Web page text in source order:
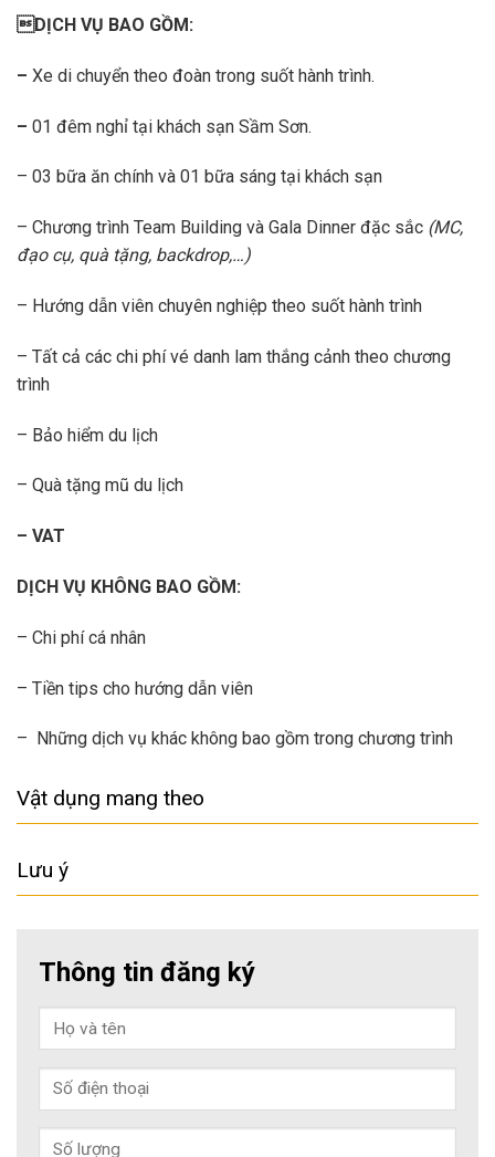
DỊCH VỤ BAO GỒM:
– Xe di chuyển theo đoàn trong suốt hành trình.
– 01 đêm nghỉ tại khách sạn Sầm Sơn.
– 03 bữa ăn chính và 01 bữa sáng tại khách sạn
– Chương trình Team Building và Gala Dinner đặc sắc (MC,
đạo cụ, quà tặng, backdrop,…)
– Hướng dẫn viên chuyên nghiệp theo suốt hành trình
– Tất cả các chi phí vé danh lam thắng cảnh theo chương
trình
– Bảo hiểm du lịch
– Quà tặng mũ du lịch
– VAT
DỊCH VỤ KHÔNG BAO GỒM:
– Chi phí cá nhân
– Tiền tips cho hướng dẫn viên
– Những dịch vụ khác không bao gồm trong chương trình
Vật dụng mang theo
Lưu ý
Thông tin đăng ký